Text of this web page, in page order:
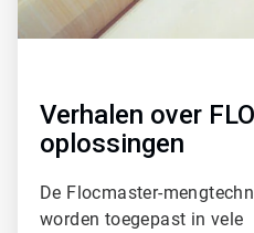
Verhalen over
oplossingen
De Flocmaster-
worden toegepast in vele